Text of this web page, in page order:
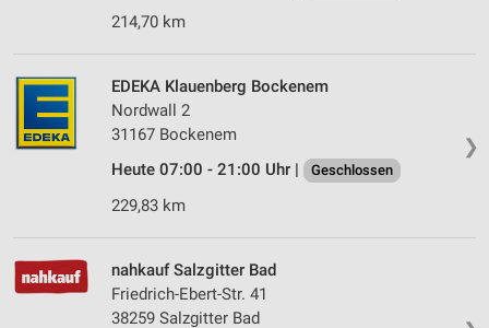
214,70 km
❯
EDEKA Klauenberg Bockenem
Nordwall 2
31167 Bockenem
Heute 07:00 - 21:00 Uhr |
Geschlossen
229,83 km
nahkauf Salzgitter Bad
Friedrich-Ebert-Str. 41
38259 Salzgitter Bad